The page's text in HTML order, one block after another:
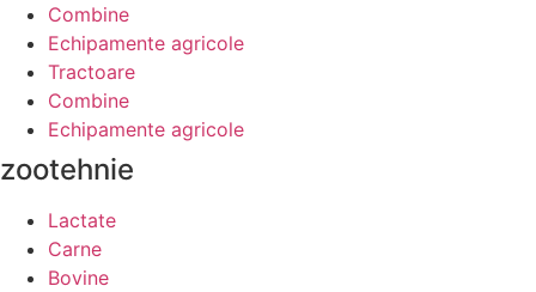
Combine
Echipamente agricole
Tractoare
Combine
Echipamente agricole
zootehnie
Lactate
Carne
Bovine